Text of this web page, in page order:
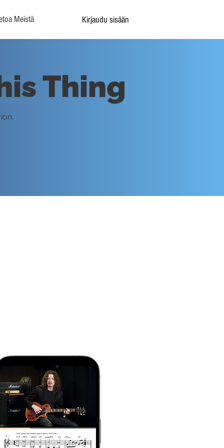
Meistä Kirjaudu sisään
Thing